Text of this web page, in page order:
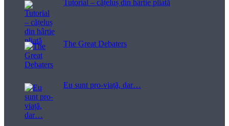
Tutorial – cățeluș din hârtie pliată
The Great Debaters
Eu sunt pro-viață, dar…